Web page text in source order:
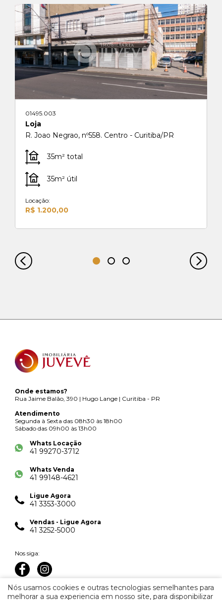
Nós usamos cookies e outras tecnologias semelhantes para
melhorar a sua experiencia em nosso site, para disponibilizar
01495.003
Loja
R. Joao Negrao, nº558. Centro - Curitiba/PR
35m² total
35m² útil
Locação:
R$ 1.200,00
Onde estamos?
Rua Jaime Balão, 390 | Hugo Lange | Curitiba - PR
Atendimento
Segunda à Sexta das 08h30 às 18h00
Sábado das 09h00 às 13h00
Whats Locação
41 99270-3712
Whats Venda
41 99148-4621
Ligue Agora
41 3353-3000
Vendas - Ligue Agora
41 3252-5000
Nos siga: